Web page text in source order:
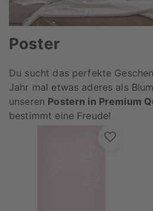
Poster
Du sucht das perfekte
Jahr mal etwas aderes als
unseren Postern in Premium
bestimmt eine Freude!